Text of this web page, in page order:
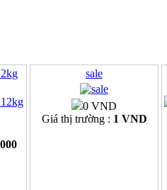
sale
0 VND
Giá thị trường : 1 VND